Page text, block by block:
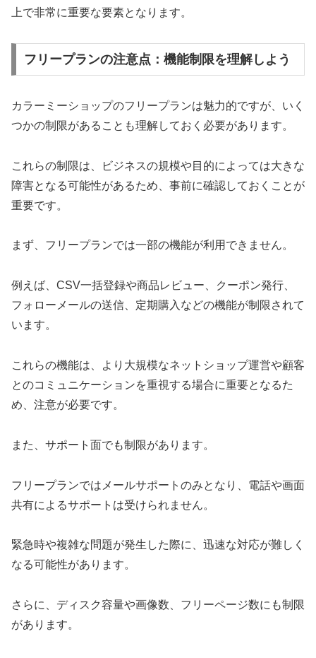
上で非常に重要な要素となります。
フリープランの注意点：機能制限を理解しよう
カラーミーショップのフリープランは魅力的ですが、いく
つかの制限があることも理解しておく必要があります。
これらの制限は、ビジネスの規模や目的によっては大きな
障害となる可能性があるため、事前に確認しておくことが
重要です。
まず、フリープランでは一部の機能が利用できません。
例えば、CSV一括登録や商品レビュー、クーポン発行、
フォローメールの送信、定期購入などの機能が制限されて
います。
これらの機能は、より大規模なネットショップ運営や顧客
とのコミュニケーションを重視する場合に重要となるた
め、注意が必要です。
また、サポート面でも制限があります。
フリープランではメールサポートのみとなり、電話や画面
共有によるサポートは受けられません。
緊急時や複雑な問題が発生した際に、迅速な対応が難しく
なる可能性があります。
さらに、ディスク容量や画像数、フリーページ数にも制限
があります。